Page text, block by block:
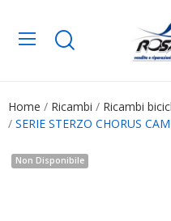
Home Ricambi Ricambi
SERIE STERZO CHORUS
Non Disponibile